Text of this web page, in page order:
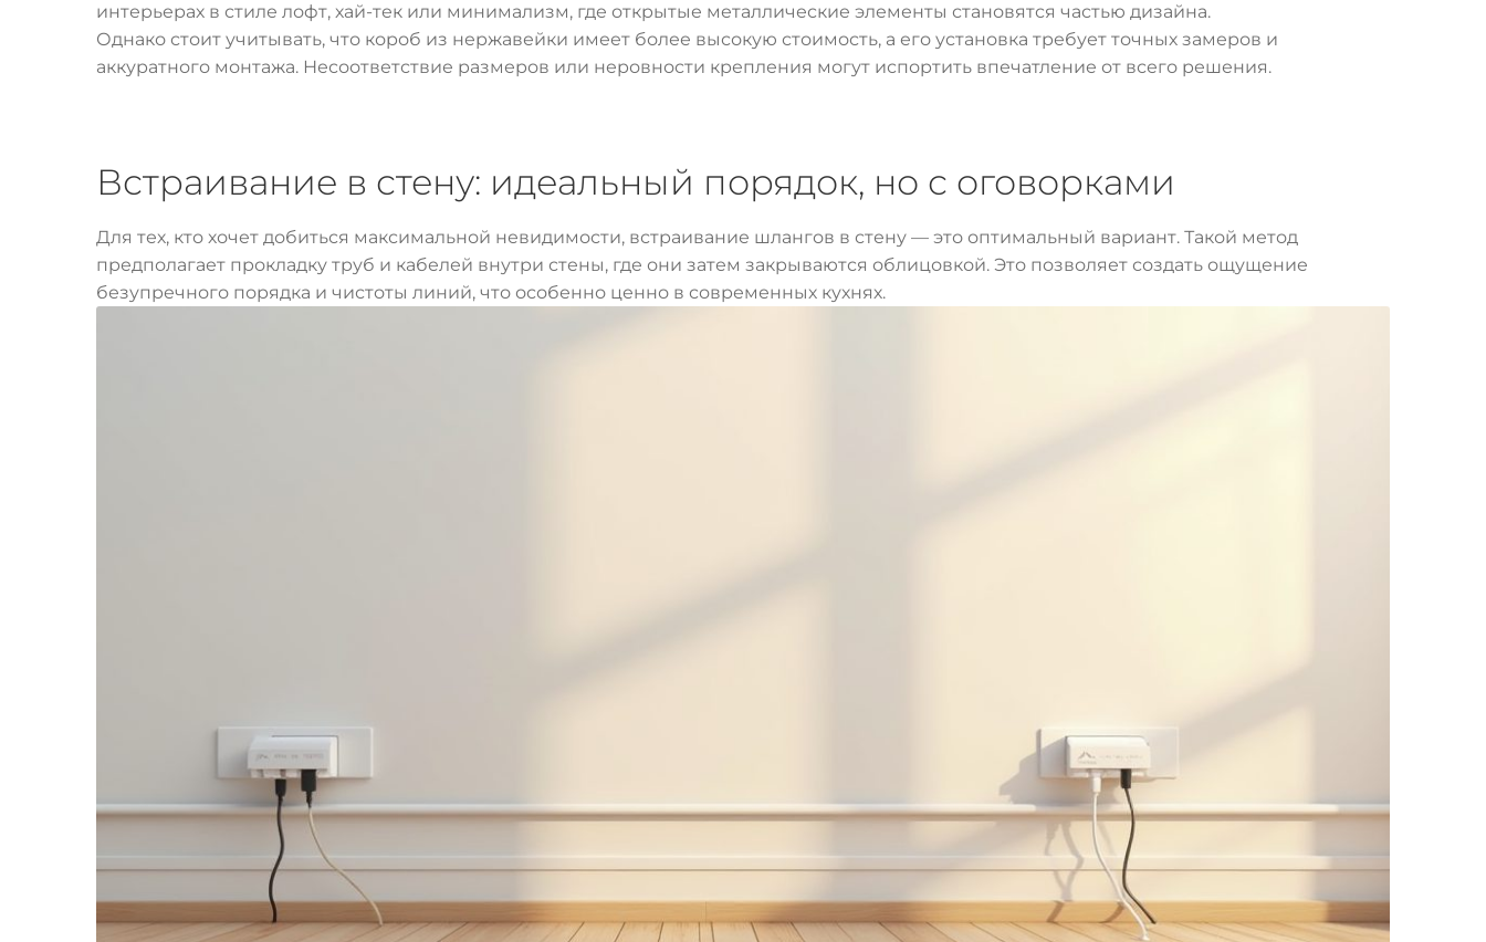
интерьерах в стиле лофт, хай-тек или минимализм, где открытые металлические элементы становятся частью дизайна.
Однако стоит учитывать, что короб из нержавейки имеет более высокую стоимость, а его установка требует точных замеров и
аккуратного монтажа. Несоответствие размеров или неровности крепления могут испортить впечатление от всего решения.
Встраивание в стену: идеальный порядок, но с оговорками
Для тех, кто хочет добиться максимальной невидимости, встраивание шлангов в стену — это оптимальный вариант. Такой метод
предполагает прокладку труб и кабелей внутри стены, где они затем закрываются облицовкой. Это позволяет создать ощущение
безупречного порядка и чистоты линий, что особенно ценно в современных кухнях.